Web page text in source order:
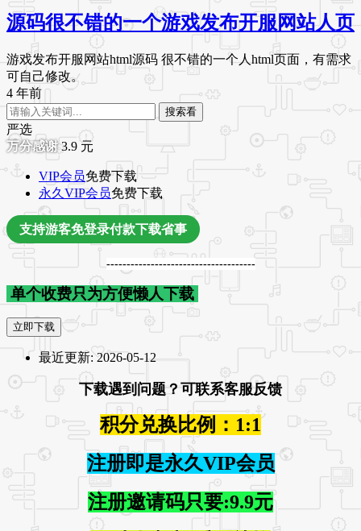
源码很不错的一个游戏发布开服网站人页
游戏发布开服网站html源码 很不错的一个人html页面，有需求
可自己修改。
4 年前
搜索看
严选
3.9 元
VIP会员免费下载
永久VIP会员免费下载
支持游客免登录付款下载省事
-------------------------------------
单个收费只为方便懒人下载
立即下载
最近更新: 2026-05-12
下载遇到问题？可联系客服反馈
积分兑换比例：1:1
注册即是永久VIP会员
注册邀请码只要:9.9元